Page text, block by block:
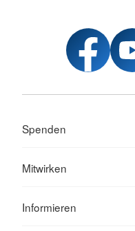
Spenden
Mitwirken
Informieren